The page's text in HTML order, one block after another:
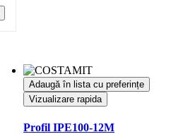
Adaugă în lista cu preferințe
Vizualizare rapida
Profil IPE100-12M